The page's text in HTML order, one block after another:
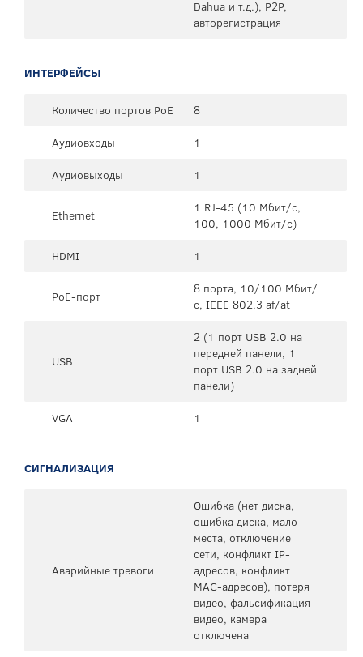
Dahua и т.д.), P2P,
авторегистрация
ИНТЕРФЕЙСЫ
Количество портов PoE
8
Аудиовходы
1
Аудиовыходы
1
Ethernet
1 RJ-45 (10 Мбит/с,
100, 1000 Мбит/с)
HDMI
1
PoE-порт
8 порта, 10/100 Мбит/
с, IEEE 802.3 af/at
USB
2 (1 порт USB 2.0 на
передней панели, 1
порт USB 2.0 на задней
панели)
VGA
1
СИГНАЛИЗАЦИЯ
Аварийные тревоги
Ошибка (нет диска,
ошибка диска, мало
места, отключение
сети, конфликт IP-
адресов, конфликт
MAC-адресов), потеря
видео, фальсификация
видео, камера
отключена